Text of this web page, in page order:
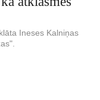
Ineses Kalniņas